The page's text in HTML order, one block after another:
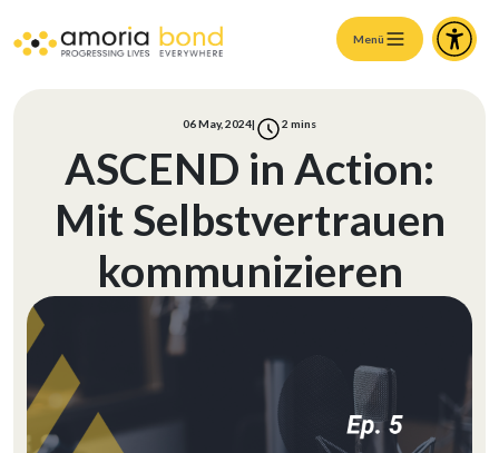
Menü
06 May, 2024| 2 mins
ASCEND in Action:
Mit Selbstvertrauen
kommunizieren